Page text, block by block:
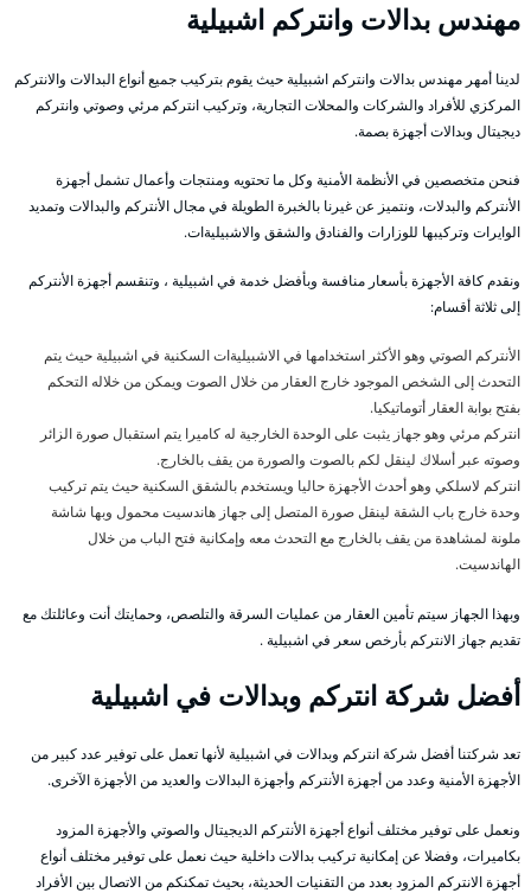
مهندس بدالات وانتركم اشبيلية
لدينا أمهر مهندس بدالات وانتركم اشبيلية حيث يقوم بتركيب جميع أنواع البدالات والانتركم
المركزي للأفراد والشركات والمحلات التجارية، وتركيب انتركم مرئي وصوتي وانتركم
ديجيتال وبدالات أجهزة بصمة.
فنحن متخصصين في الأنظمة الأمنية وكل ما تحتويه ومنتجات وأعمال تشمل أجهزة
الأنتركم والبدلات، ونتميز عن غيرنا بالخبرة الطويلة في مجال الأنتركم والبدالات وتمديد
الوايرات وتركيبها للوزارات والفنادق والشقق والاشبيليةات.
ونقدم كافة الأجهزة بأسعار منافسة وبأفضل خدمة في اشبيلية ، وتنقسم أجهزة الأنتركم
إلى ثلاثة أقسام:
الأنتركم الصوتي وهو الأكثر استخدامها في الاشبيليةات السكنية في اشبيلية حيث يتم
التحدث إلى الشخص الموجود خارج العقار من خلال الصوت ويمكن من خلاله التحكم
بفتح بوابة العقار أتوماتيكيا.
انتركم مرئي وهو جهاز يثبت على الوحدة الخارجية له كاميرا يتم استقبال صورة الزائر
وصوته عبر أسلاك لينقل لكم بالصوت والصورة من يقف بالخارج.
انتركم لاسلكي وهو أحدث الأجهزة حاليا ويستخدم بالشقق السكنية حيث يتم تركيب
وحدة خارج باب الشقة لينقل صورة المتصل إلى جهاز هاندسيت محمول وبها شاشة
ملونة لمشاهدة من يقف بالخارج مع التحدث معه وإمكانية فتح الباب من خلال
الهاندسيت.
وبهذا الجهاز سيتم تأمين العقار من عمليات السرقة والتلصص، وحمايتك أنت وعائلتك مع
تقديم جهاز الانتركم بأرخص سعر في اشبيلية .
أفضل شركة انتركم وبدالات في اشبيلية
تعد شركتنا أفضل شركة انتركم وبدالات في اشبيلية لأنها تعمل على توفير عدد كبير من
الأجهزة الأمنية وعدد من أجهزة الأنتركم وأجهزة البدالات والعديد من الأجهزة الآخرى.
ونعمل على توفير مختلف أنواع أجهزة الأنتركم الديجيتال والصوتي والأجهزة المزود
بكاميرات، وفضلا عن إمكانية تركيب بدالات داخلية حيث نعمل على توفير مختلف أنواع
أجهزة الانتركم المزود بعدد من التقنيات الحديثة، بحيث تمكنكم من الاتصال بين الأفراد